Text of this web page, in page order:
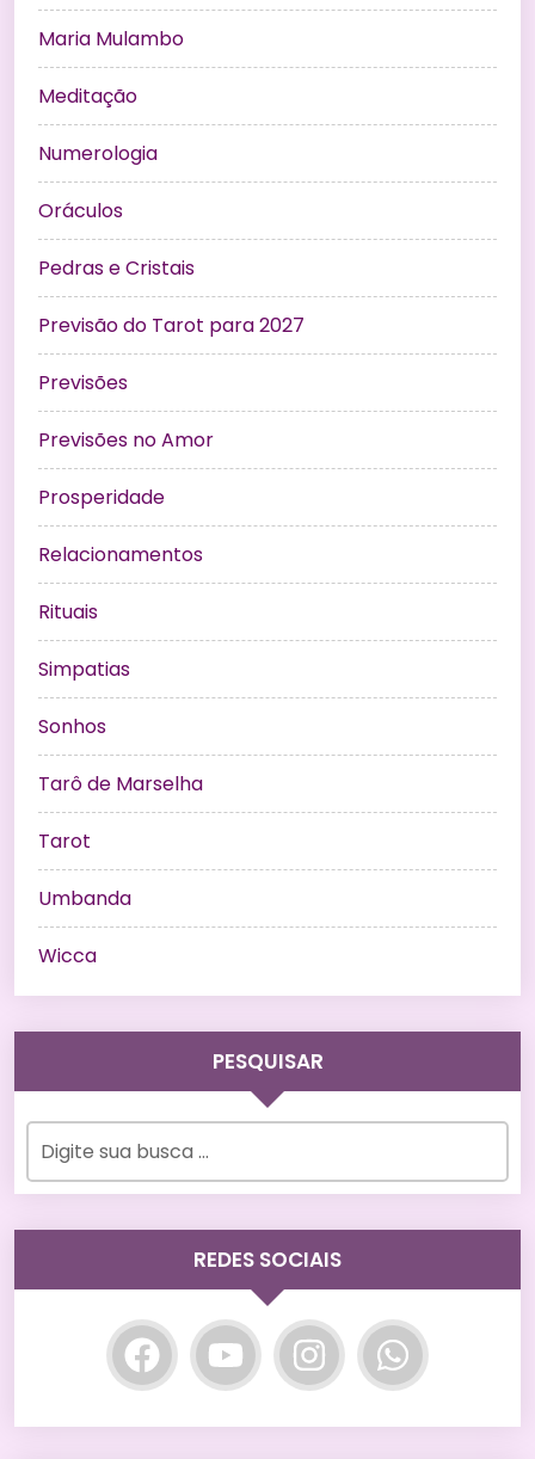
Maria Mulambo
Meditação
Numerologia
Oráculos
Pedras e Cristais
Previsão do Tarot para 2027
Previsões
Previsões no Amor
Prosperidade
Relacionamentos
Rituais
Simpatias
Sonhos
Tarô de Marselha
Tarot
Umbanda
Wicca
PESQUISAR
REDES SOCIAIS